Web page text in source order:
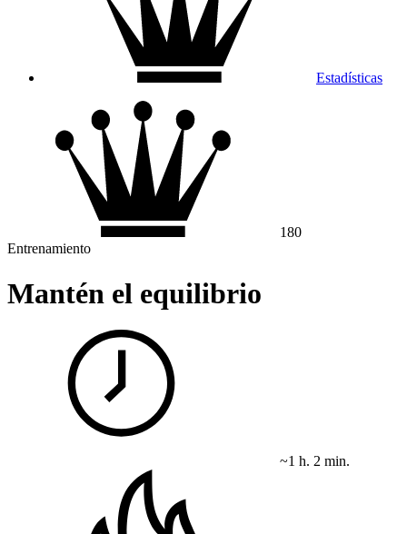
Estadísticas
180
Entrenamiento
Mantén el equilibrio
~1 h. 2 min.